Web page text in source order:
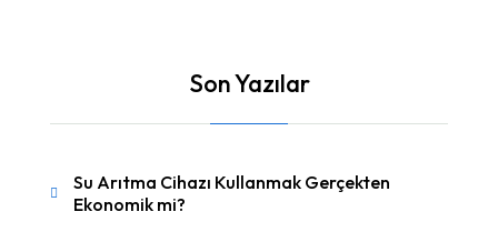
Son Yazılar
Su Arıtma Cihazı Kullanmak Gerçekten
Ekonomik mi?